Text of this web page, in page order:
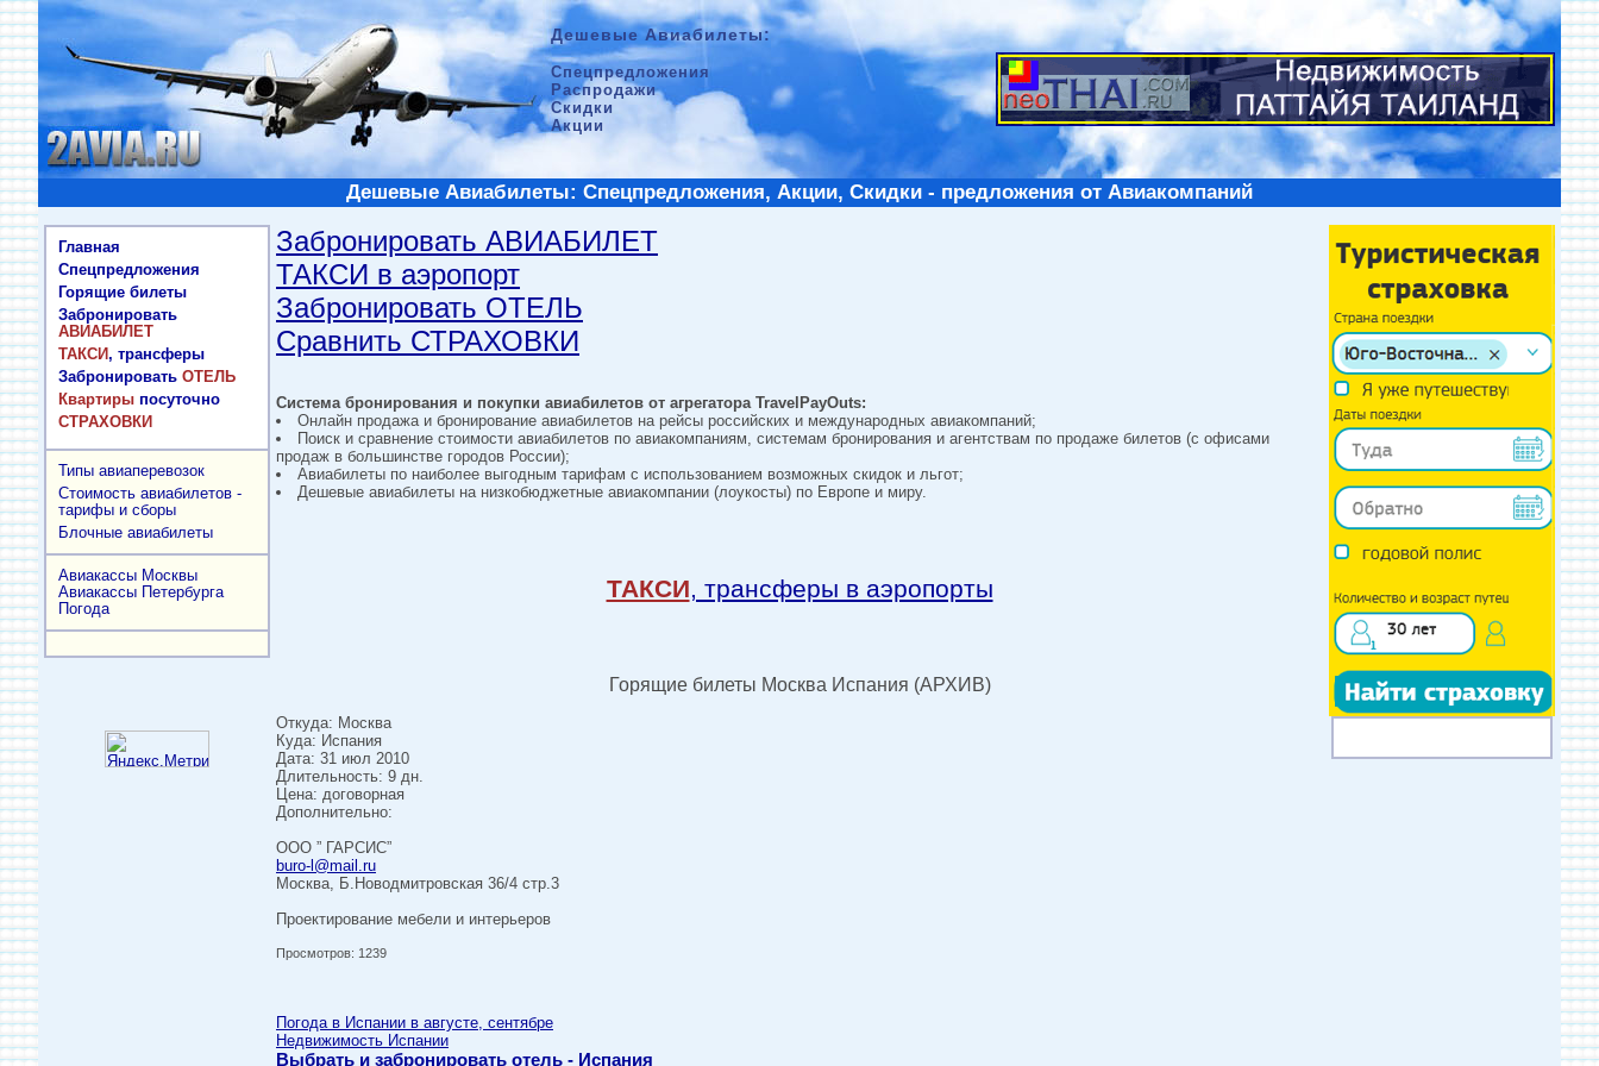
Дешевые Авиабилеты:
Спецпредложения
Распродажи
Скидки
Акции
Дешевые Авиабилеты: Спецпредложения, Акции, Скидки - предложения от Авиакомпаний
Главная
Спецпредложения
Горящие билеты
Забронировать
АВИАБИЛЕТ
ТАКСИ, трансферы
Забронировать ОТЕЛЬ
Квартиры посуточно
СТРАХОВКИ
Типы авиаперевозок
Стоимость авиабилетов -
тарифы и сборы
Блочные авиабилеты
Авиакассы Москвы
Авиакассы Петербурга
Погода
Забронировать АВИАБИЛЕТ
ТАКСИ в аэропорт
Забронировать ОТЕЛЬ
Сравнить СТРАХОВКИ
Система бронирования и покупки авиабилетов от агрегатора TravelPayOuts:
Онлайн продажа и бронирование авиабилетов на рейсы российских и международных авиакомпаний;
Поиск и сравнение стоимости авиабилетов по авиакомпаниям, системам бронирования и агентствам по продаже билетов (с офисами
продаж в большинстве городов России);
Авиабилеты по наиболее выгодным тарифам с использованием возможных скидок и льгот;
Дешевые авиабилеты на низкобюджетные авиакомпании (лоукосты) по Европе и миру.
ТАКСИ, трансферы в аэропорты
Горящие билеты Москва Испания (АРХИВ)
Откуда: Москва
Куда: Испания
Дата: 31 июл 2010
Длительность: 9 дн.
Цена: договорная
Дополнительно:
ООО ” ГАРСИС”
buro-l@mail.ru
Москва, Б.Новодмитровская 36/4 стр.3
Проектирование мебели и интерьеров
Просмотров: 1239
Погода в Испании в августе, сентябре
Недвижимость Испании
Выбрать и забронировать отель - Испания